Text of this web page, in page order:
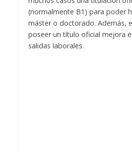
(normalmente B1) para poder
máster o doctorado. Además,
poseer un título oficial mejora
salidas laborales.